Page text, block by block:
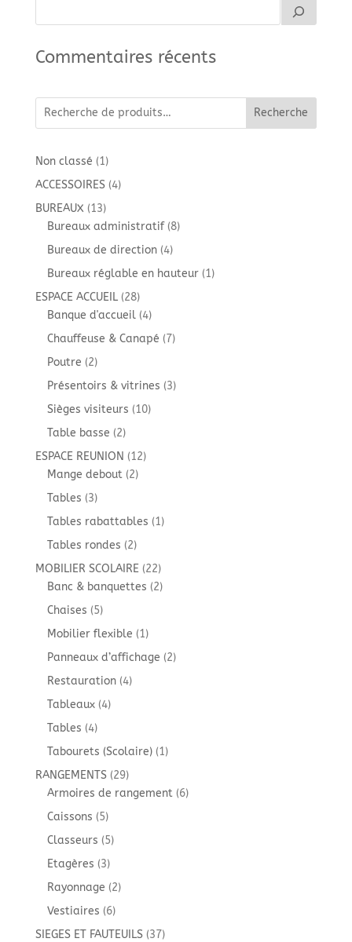
Commentaires récents
Recherche
Non classé 11
produit
ACCESSOIRES 44
BUREAUX 1313
produits
Bureaux administratif 88
Bureaux de direction 44
produits
Bureaux réglable en hauteur 11
ESPACE ACCUEIL 2828
produits
Banque d'accueil 44
produits
Chauffeuse & Canapé 77
Poutre 22
produits
Présentoirs & vitrines 33
Sièges visiteurs 1010
Table basse 22
produits
ESPACE REUNION 1212
Mange debout 22
Tables 33
produits
Tables rabattables 11
Tables rondes 22
produits
MOBILIER SCOLAIRE 2222
produits
Banc & banquettes 22
Chaises 55
produits
Mobilier flexible 11
produit
Panneaux d’affichage 22
Restauration 44
Tableaux 44
Tables 44
produits
Tabourets (Scolaire) 11
RANGEMENTS 2929
produits
Armoires de rangement 66
Caissons 55
produits
Classeurs 55
Etagères 33
produits
Rayonnage 22
Vestiaires 66
produits
SIEGES ET FAUTEUILS 3737